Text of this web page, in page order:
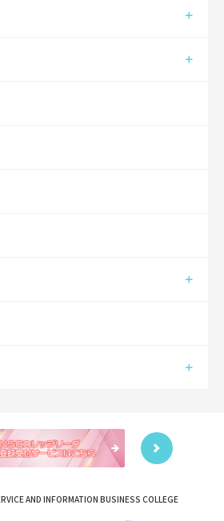
AND INFORMATION BUSINESS COLLEGE